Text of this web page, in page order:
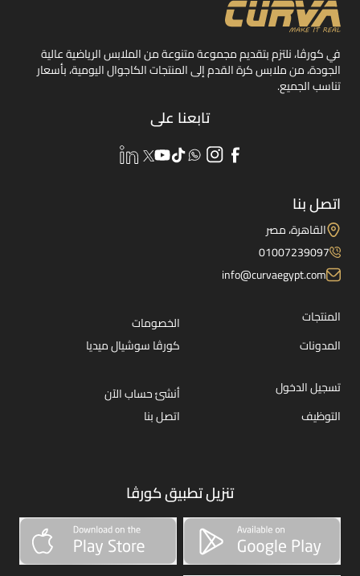
في كورڤا، نلتزم بتقديم مجموعة متنوعة من الملابس الرياضية عالية
الجودة، من ملابس كرة القدم إلى المنتجات الكاجوال اليومية، بأسعار
تناسب الجميع.
تابعنا على
اتصل بنا
القاهرة، مصر
01007239097
info@curvaegypt.com
المنتجات
الخصومات
المدونات
كورڤا سوشيال ميديا
تسجيل الدخول
أنشئ حساب الآن
التوظيف
اتصل بنا
تنزيل تطبيق كورڤا